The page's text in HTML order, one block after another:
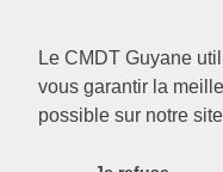
Le CMDT Guyane
vous garantir la
possible sur notre
© 2026.